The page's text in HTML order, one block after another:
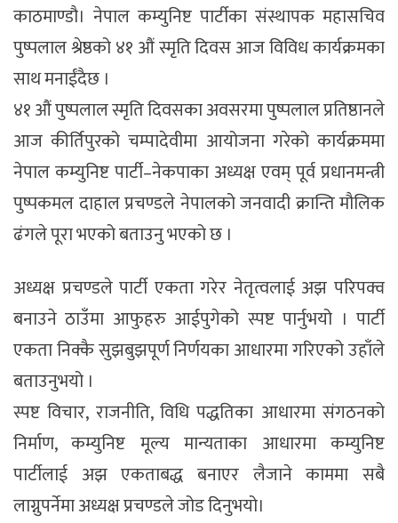
काठमाण्डौ। नेपाल कम्युनिष्ट पार्टीका संस्थापक महासचिव
पुष्पलाल श्रेष्ठको ४१ औं स्मृति दिवस आज विविध कार्यक्रमका
साथ मनाईंदैछ ।
४१ औं पुष्पलाल स्मृति दिवसका अवसरमा पुष्पलाल प्रतिष्ठानले
आज कीर्तिपुरको चम्पादेवीमा आयोजना गरेको कार्यक्रममा
नेपाल कम्युनिष्ट पार्टी–नेकपाका अध्यक्ष एवम् पूर्व प्रधानमन्त्री
पुष्पकमल दाहाल प्रचण्डले नेपालको जनवादी क्रान्ति मौलिक
ढंगले पूरा भएको बताउनु भएको छ ।
अध्यक्ष प्रचण्डले पार्टी एकता गरेर नेतृत्वलाई अझ परिपक्व
बनाउने ठाउँमा आफुहरु आईपुगेको स्पष्ट पार्नुभयो । पार्टी
एकता निक्कै सुझबुझपूर्ण निर्णयका आधारमा गरिएको उहाँले
बताउनुभयो ।
स्पष्ट विचार, राजनीति, विधि पद्धतिका आधारमा संगठनको
निर्माण, कम्युनिष्ट मूल्य मान्यताका आधारमा कम्युनिष्ट
पार्टीलाई अझ एकताबद्ध बनाएर लैजाने काममा सबै
लाग्नुपर्नेमा अध्यक्ष प्रचण्डले जोड दिनुभयो।